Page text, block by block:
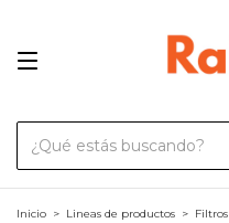
Inicio > Lineas de productos > Filtros